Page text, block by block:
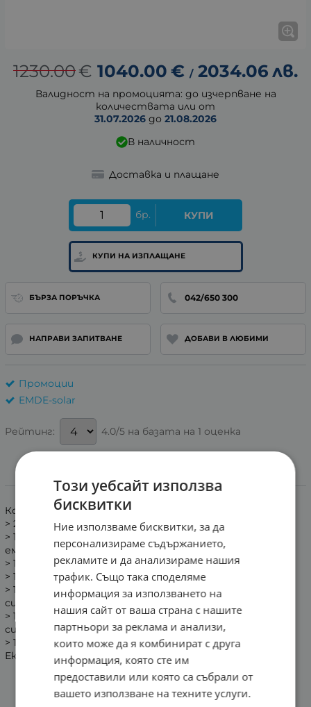
1230.00€ 1040.00 € / 2034.06 лв.
Валидност на промоцията: до изчерпване на
количествата или от
31.07.2026 до 21.08.2026
В наличност
Доставка и плащане
бр. КУПИ
КУПИ НА ИЗПЛАЩАНЕ
БЪРЗА ПОРЪЧКА 042/650 300
НАПРАВИ ЗАПИТВАНЕ ДОБАВИ В ЛЮБИМИ
Промоции
EMDE-solar
Рейтинг: 4.0/5 на базата на 1 оценка
Информация
Комплекта включва:
> 2бр. плосъки медени панелени колекторa-1,5кв2
> 1бр. Комбиниран бойлер 150 л, с 1-на серпентина,
емайлиран
> 1бр. Програмируем диференциален термостат.
> 1бр. Соларна помпа EMDE-SOLAR RS25/6G-180
> 1бр. Разширителен съд за затворена слънчева
система 8 литра
> 1бр. Автоматичен обезвъздушител 1/2” за соларна
система
> 1бр. Соларна течност- 5 л, Пропиленгликол-
Екологичен биоантифриз
Този уебсайт използва
бисквитки
Ние използваме бисквитки, за да
персонализираме съдържанието,
рекламите и да анализираме нашия
трафик. Също така споделяме
информация за използването на
нашия сайт от ваша страна с нашите
партньори за реклама и анализи,
които може да я комбинират с друга
информация, която сте им
предоставили или която са събрали от
вашето използване на техните услуги.